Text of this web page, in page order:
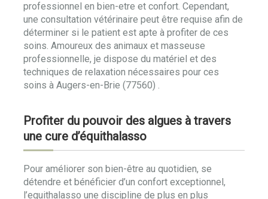
professionnel en bien-etre et confort. Cependant,
une consultation vétérinaire peut être requise afin de
déterminer si le patient est apte à profiter de ces
soins. Amoureux des animaux et masseuse
professionnelle, je dispose du matériel et des
techniques de relaxation nécessaires pour ces
soins à Augers-en-Brie (77560) .
Profiter du pouvoir des algues à travers
une cure d’équithalasso
Pour améliorer son bien-être au quotidien, se
détendre et bénéficier d’un confort exceptionnel,
l’equithalasso une discipline de plus en plus